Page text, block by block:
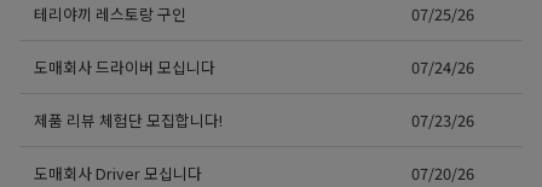
테리야끼 레스토랑 구인 07/25/26
도매회사 드라이버 모십니다 07/24/26
제품 리뷰 체험단 모집합니다! 07/23/26
도매회사 Driver 모십니다 07/20/26